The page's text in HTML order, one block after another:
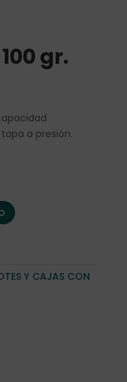
gr.
a presión.
Y CAJAS CON